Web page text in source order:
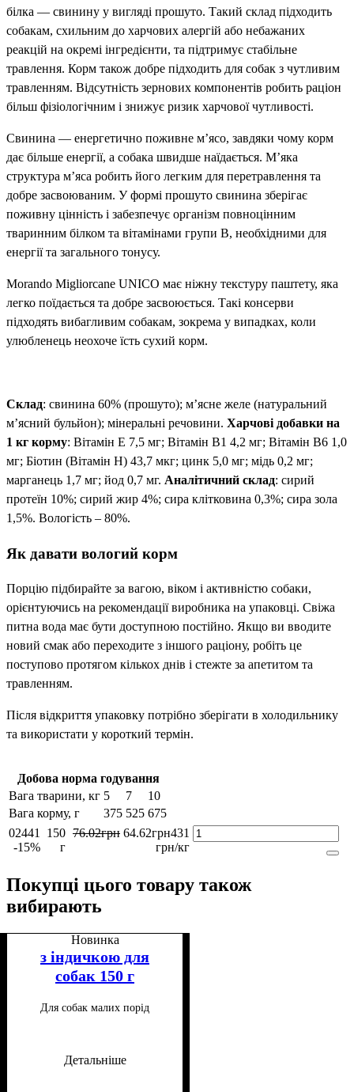
білка — свинину у вигляді прошуто. Такий склад підходить
собакам, схильним до харчових алергій або небажаних
реакцій на окремі інгредієнти, та підтримує стабільне
травлення. Корм також добре підходить для собак з чутливим
травленням. Відсутність зернових компонентів робить раціон
більш фізіологічним і знижує ризик харчової чутливості.
Свинина — енергетично поживне м’ясо, завдяки чому корм
дає більше енергії, а собака швидше наїдається. М’яка
структура м’яса робить його легким для перетравлення та
добре засвоюваним. У формі прошуто свинина зберігає
поживну цінність і забезпечує організм повноцінним
тваринним білком та вітамінами групи B, необхідними для
енергії та загального тонусу.
Morando Migliorcane UNICO має ніжну текстуру паштету, яка
легко поїдається та добре засвоюється. Такі консерви
підходять вибагливим собакам, зокрема у випадках, коли
улюбленець неохоче їсть сухий корм.
Склад: свинина 60% (прошуто); м’ясне желе (натуральний
м’ясний бульйон); мінеральні речовини. Харчові добавки на
1 кг корму: Вітамін E 7,5 мг; Вітамін B1 4,2 мг; Вітамін B6 1,0
мг; Біотин (Вітамін H) 43,7 мкг; цинк 5,0 мг; мідь 0,2 мг;
марганець 1,7 мг; йод 0,7 мг. Аналітичний склад: сирий
протеїн 10%; сирий жир 4%; сира клітковина 0,3%; сира зола
1,5%. Вологість – 80%.
Як давати вологий корм
Порцію підбирайте за вагою, віком і активністю собаки,
орієнтуючись на рекомендації виробника на упаковці. Свіжа
питна вода має бути доступною постійно. Якщо ви вводите
новий смак або переходите з іншого раціону, робіть це
поступово протягом кількох днів і стежте за апетитом та
травленням.
Після відкриття упаковку потрібно зберігати в холодильнику
та використати у короткий термін.
Добова норма годування
Вага тварини, кг 5 7
10
Вага корму, г
375 525 675
02441
-15%
150
г
76.02грн 64.62грн431
грн/кг
Покупці цього товару також
вибирають
Новинка
з індичкою для
собак 150 г
Для собак малих порід
Детальніше